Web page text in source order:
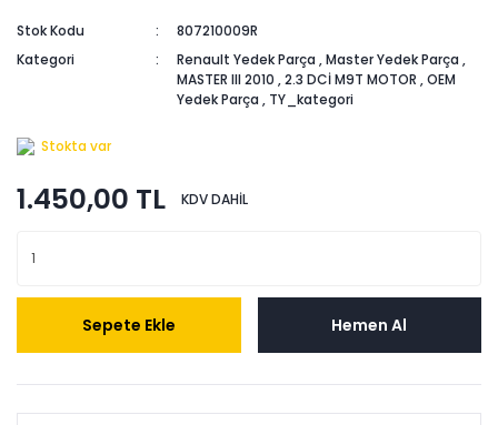
Stok Kodu
807210009R
Kategori
Renault Yedek Parça ,Master Yedek Parça ,
MASTER III 2010 ,2.3 DCİ M9T MOTOR ,OEM
Yedek Parça , TY_kategori
Stokta var
1.450,00 TL KDV DAHİL
Sepete Ekle Hemen Al